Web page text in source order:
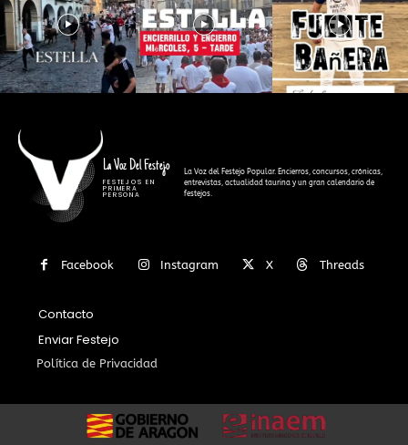
La Voz Del Festejo
FESTEJOS EN
PRIMERA
PERSONA
La Voz del Festejo Popular. Encierros, concursos, crónicas,
entrevistas, actualidad taurina y un gran calendario de
festejos.
Facebook Instagram X Threads
Contacto
Enviar Festejo
Política de Privacidad